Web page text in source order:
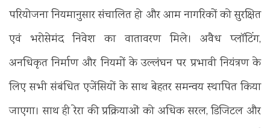
परियोजना नियमानुसार संचालित हो और आम नागरिकों को सुरक्षित
एवं भरोसेमंद निवेश का वातावरण मिले। अवैध प्लॉटिंग,
अनधिकृत निर्माण और नियमों के उल्लंघन पर प्रभावी नियंत्रण के
लिए सभी संबंधित एजेंसियों के साथ बेहतर समन्वय स्थापित किया
जाएगा। साथ ही रेरा की प्रक्रियाओं को अधिक सरल, डिजिटल और